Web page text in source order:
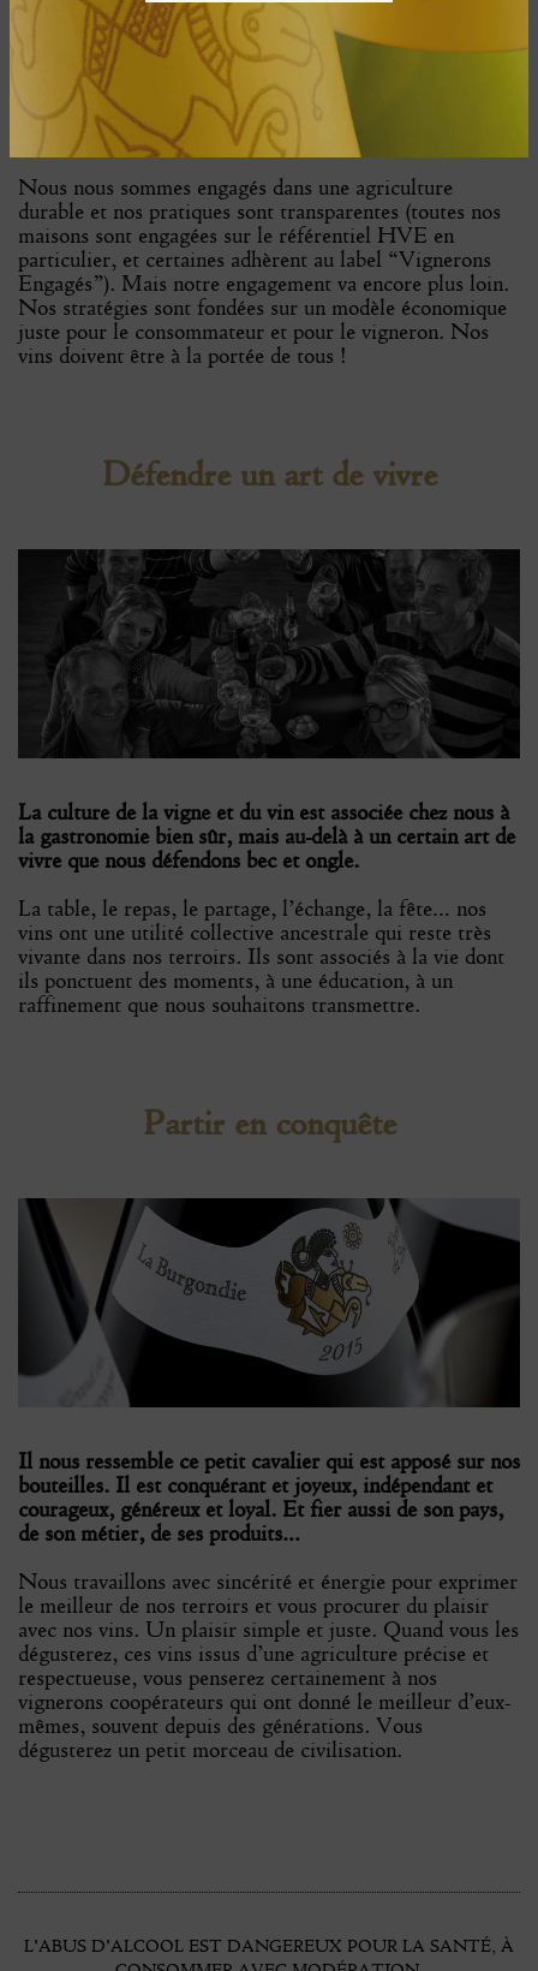
Dire ce que l’on fait et faire ce qu’on a dit.
Nous avons compris très tôt la nécessité de progresser
dans la connaissance du sol et du végétal, de se poser les
bonnes questions et de placer le respect des hommes,
travailleurs et consommateurs, et de la nature, au-dessus
de tout…
Nous nous sommes engagés dans une agriculture
durable et nos pratiques sont transparentes (toutes nos
maisons sont engagées sur le référentiel HVE en
particulier, et certaines adhèrent au label “Vignerons
Engagés”). Mais notre engagement va encore plus loin.
Nos stratégies sont fondées sur un modèle économique
juste pour le consommateur et pour le vigneron. Nos
vins doivent être à la portée de tous !
Défendre un art de vivre
La culture de la vigne et du vin est associée chez nous à
la gastronomie bien sûr, mais au-delà à un certain art de
vivre que nous défendons bec et ongle.
La table, le repas, le partage, l’échange, la fête… nos
vins ont une utilité collective ancestrale qui reste très
vivante dans nos terroirs. Ils sont associés à la vie dont
ils ponctuent des moments, à une éducation, à un
raffinement que nous souhaitons transmettre.
Partir en conquête
Il nous ressemble ce petit cavalier qui est apposé sur nos
bouteilles. Il est conquérant et joyeux, indépendant et
courageux, généreux et loyal. Et fier aussi de son pays,
de son métier, de ses produits…
Nous travaillons avec sincérité et énergie pour exprimer
le meilleur de nos terroirs et vous procurer du plaisir
avec nos vins. Un plaisir simple et juste. Quand vous les
dégusterez, ces vins issus d’une agriculture précise et
respectueuse, vous penserez certainement à nos
vignerons coopérateurs qui ont donné le meilleur d’eux-
mêmes, souvent depuis des générations. Vous
dégusterez un petit morceau de civilisation.
L'ABUS D'ALCOOL EST DANGEREUX POUR LA SANTÉ, À